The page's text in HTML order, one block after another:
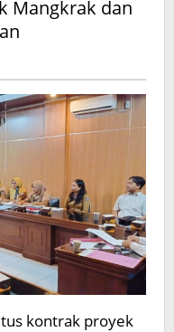
Mangkrak dan
kontrak proyek